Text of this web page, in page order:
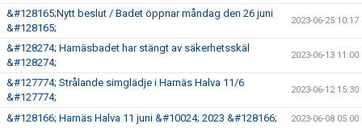
&#128165;Nytt beslut / Badet öppnar måndag den 26 juni
&#128165;
2023-06-25 10:17
&#128274; Harnäsbadet har stängt av säkerhetsskäl
&#128274;
2023-06-13 11:00
&#127774; Strålande simglädje i Harnäs Halva 11/6
&#127774;
2023-06-12 15:30
&#128166; Harnäs Halva 11 juni &#10024; 2023 &#128166; 2023-06-08 05:00